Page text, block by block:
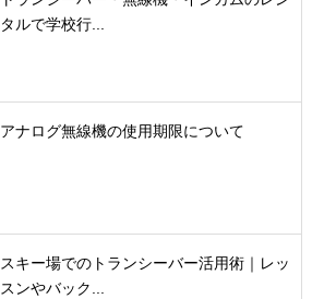
タルで学校行...
アナログ無線機の使用期限について
スキー場でのトランシーバー活用術｜レッ
スンやバック...